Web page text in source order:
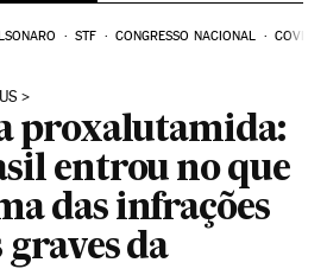
STF CONGRESSO NACIONAL COVID-
proxalutamida:
entrou no que
das infrações
da